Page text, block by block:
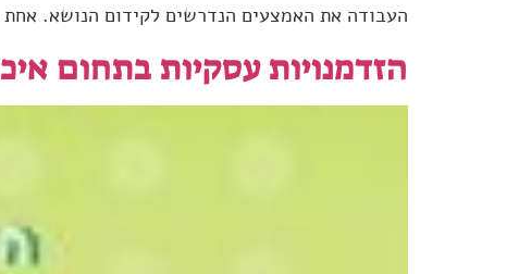
העבודה את האמצעים הנדרשים לקידום הנושא.
הזדמנויות עסקיות בתחום